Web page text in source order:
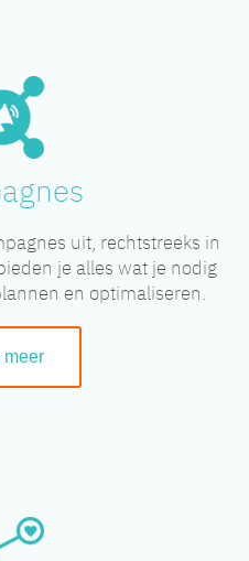
uit, rechtstreeks in
je alles wat je nodig
en optimaliseren.
meer